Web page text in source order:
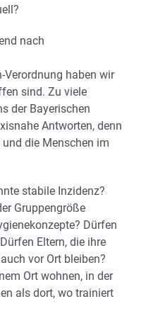
nach
haben wir
sind. Zu viele
der Bayerischen
Antworten, denn
die Menschen im
stabile Inzidenz?
Gruppengröße
Dürfen
Eltern, die ihre
vor Ort bleiben?
Ort wohnen, in der
als dort, wo trainiert